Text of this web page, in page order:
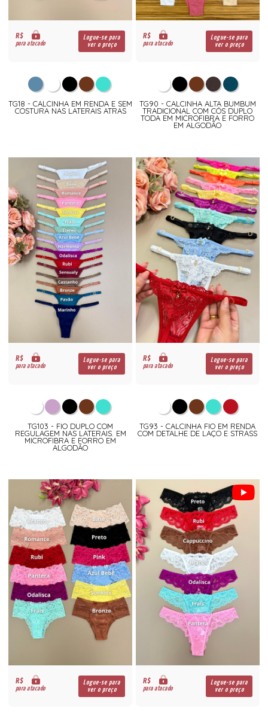
R$
para atacado
Logue-se para
ver o preço
TG18 - CALCINHA EM RENDA E SEM
COSTURA NAS LATERAIS ATRAS
R$
para atacado
Logue-se para
ver o preço
TG90 - CALCINHA ALTA BUMBUM
TRADICIONAL COM CÓS DUPLO
TODA EM MICROFIBRA E FORRO
EM ALGODÃO
R$
para atacado
Logue-se para
ver o preço
TG103 - FIO DUPLO COM
REGULAGEM NAS LATERAIS. EM
MICROFIBRA E FORRO EM
ALGODÃO
R$
para atacado
Logue-se para
ver o preço
TG93 - CALCINHA FIO EM RENDA
COM DETALHE DE LAÇO E STRASS
R$
para atacado
Logue-se para
ver o preço
R$
para atacado
Logue-se para
ver o preço